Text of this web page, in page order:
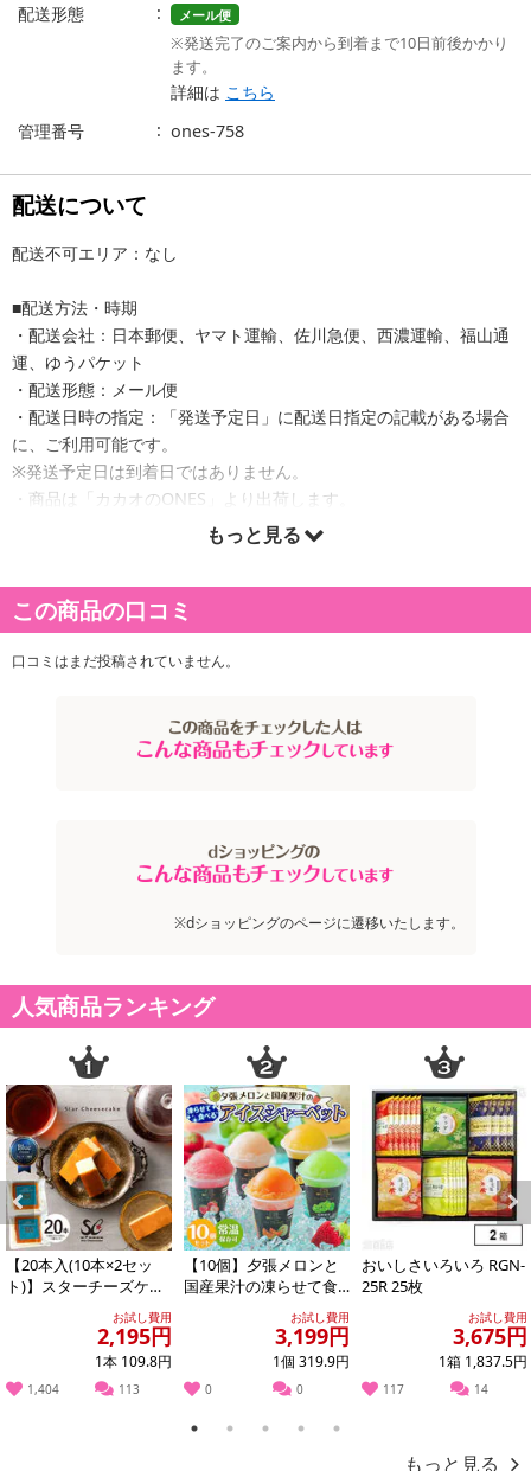
配送形態
メール便
※発送完了のご案内から到着まで10日前後かかり
ます。
詳細は こちら
管理番号
ones-758
配送について
配送不可エリア：なし
■配送方法・時期
・配送会社：日本郵便、ヤマト運輸、佐川急便、西濃運輸、福山通
運、ゆうパケット
・配送形態：メール便
・配送日時の指定：「発送予定日」に配送日指定の記載がある場合
に、ご利用可能です。
※発送予定日は到着日ではありません。
・商品は「カカオのONES」より出荷します。
商品詳細
もっと見る
この商品の口コミ
口コミはまだ投稿されていません。
※dショッピングのページに遷移いたします。
人気商品ランキング
Previous
【20本入(10本×2セッ
ト)】スターチーズケー
お試し費用
2,195円
1本 109.8円
1,404 113
【10個】夕張メロンと
国産果汁の凍らせて食
べるアイスシャーベッ
ト（5種×各2個）...
お試し費用
3,199円
1個 319.9円
0 0
おいしさいろいろ RGN-
25R 25枚
お試し費用
3,675円
1箱 1,837.5円
117 14
Next
1 2 3 4 5
もっと見る